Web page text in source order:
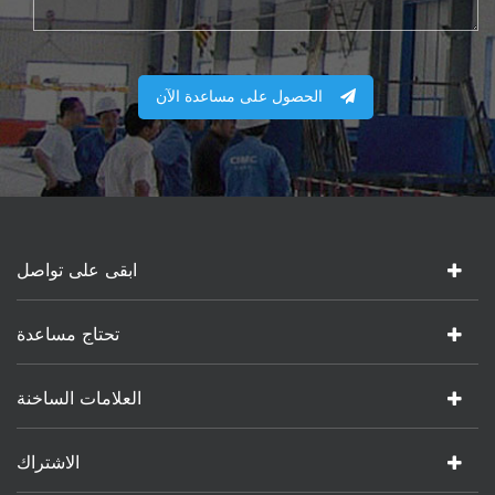
الحصول على مساعدة الآن
ابقى على تواصل
تحتاج مساعدة
العلامات الساخنة
الاشتراك